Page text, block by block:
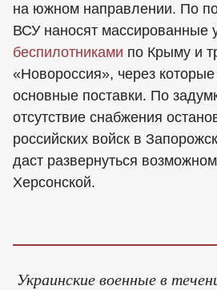
на южном направлении. По
ВСУ наносят массированные
беспилотниками по Крыму и
«Новороссия», через
основные поставки. По
отсутствие снабжения
российских войск в
даст развернуться
Херсонской.
Украинские военные в